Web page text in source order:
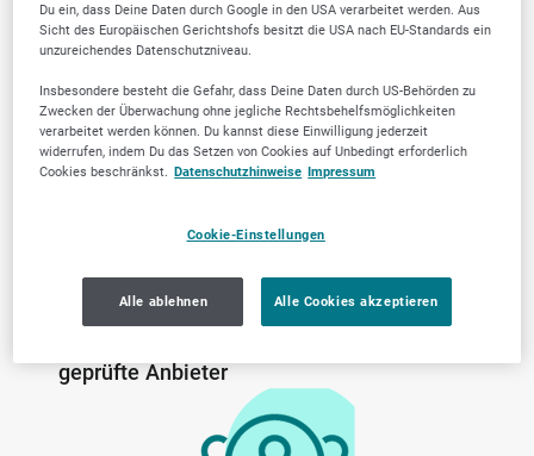
Warum SELLWERK
Trusted Firmen wählen?
geprüfte Anbieter
Du ein, dass Deine Daten durch Google in den USA verarbeitet werden. Aus
Sicht des Europäischen Gerichtshofs besitzt die USA nach EU-Standards ein
unzureichendes Datenschutzniveau.
Insbesondere besteht die Gefahr, dass Deine Daten durch US-Behörden zu
Zwecken der Überwachung ohne jegliche Rechtsbehelfsmöglichkeiten
verarbeitet werden können. Du kannst diese Einwilligung jederzeit
widerrufen, indem Du das Setzen von Cookies auf Unbedingt erforderlich
Cookies beschränkst. Datenschutzhinweise Impressum
Cookie-Einstellungen
Alle ablehnen Alle Cookies akzeptieren